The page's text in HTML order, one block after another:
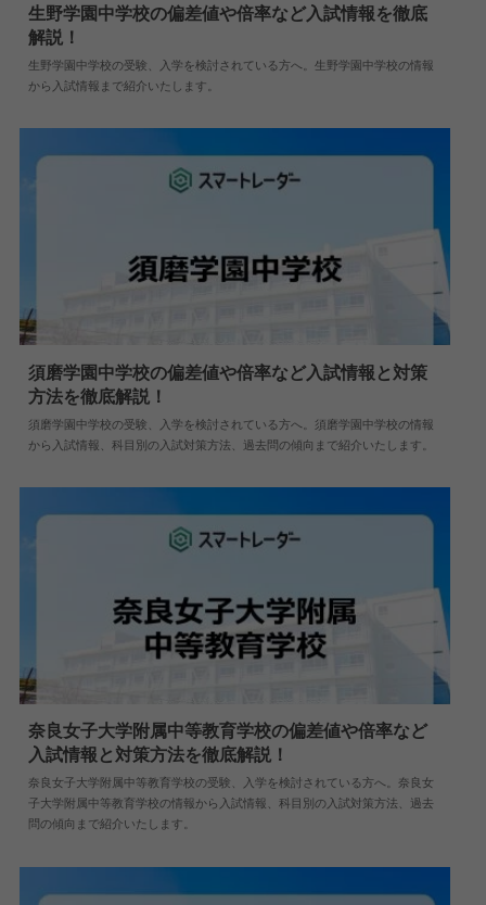
生野学園中学校の偏差値や倍率など入試情報を徹底
解説！
生野学園中学校の受験、入学を検討されている方へ。生野学園中学校の情報
から入試情報まで紹介いたします。
須磨学園中学校の偏差値や倍率など入試情報と対策
方法を徹底解説！
須磨学園中学校の受験、入学を検討されている方へ。須磨学園中学校の情報
から入試情報、科目別の入試対策方法、過去問の傾向まで紹介いたします。
奈良女子大学附属中等教育学校の偏差値や倍率など
入試情報と対策方法を徹底解説！
奈良女子大学附属中等教育学校の受験、入学を検討されている方へ。奈良女
子大学附属中等教育学校の情報から入試情報、科目別の入試対策方法、過去
問の傾向まで紹介いたします。